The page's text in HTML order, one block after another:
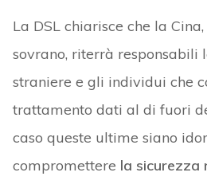
La DSL chiarisce che la
sovrano, riterrà responsabili
straniere e gli individui che
trattamento dati al di fuori
caso queste ultime siano
compromettere la sicurezza